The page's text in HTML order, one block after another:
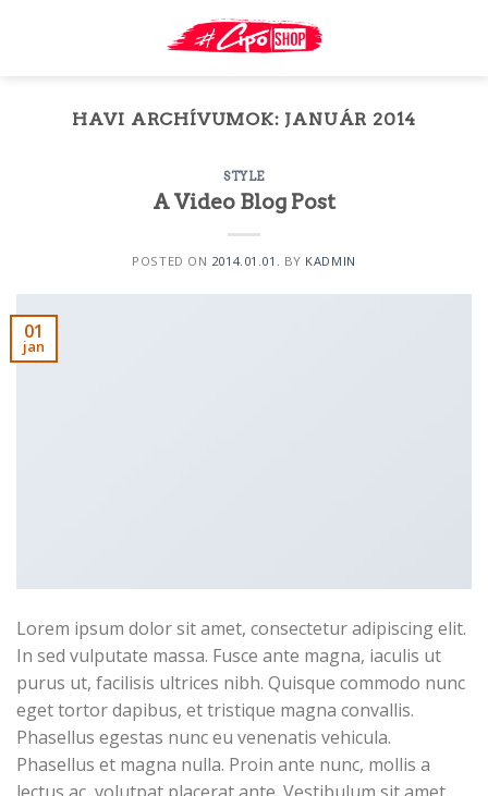
HAVI ARCHÍVUMOK: JANUÁR 2014
STYLE
A Video Blog Post
POSTED ON 2014.01.01. BY KADMIN
01
jan
Lorem ipsum dolor sit amet, consectetur adipiscing elit.
In sed vulputate massa. Fusce ante magna, iaculis ut
purus ut, facilisis ultrices nibh. Quisque commodo nunc
eget tortor dapibus, et tristique magna convallis.
Phasellus egestas nunc eu venenatis vehicula.
Phasellus et magna nulla. Proin ante nunc, mollis a